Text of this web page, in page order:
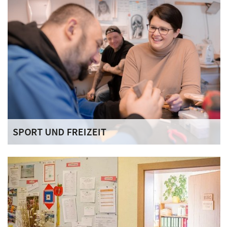
SPORT UND FREIZEIT
neben den Arbeitsprojekten einen wesentlichen Anteil an
der Strukturierung des Alltags.